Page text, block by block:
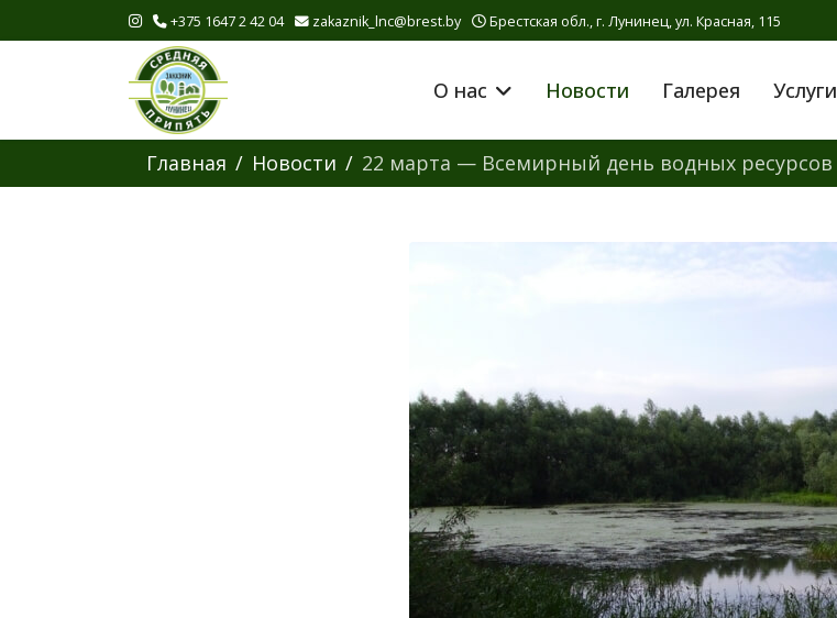
+375 1647 2 42 04 zakaznik_lnc@brest.by Брестская обл., г. Лунинец, ул. Красная, 115
О нас Новости Галерея Услуги
Главная Новости 22 марта — Всемирный день водных ресурсов